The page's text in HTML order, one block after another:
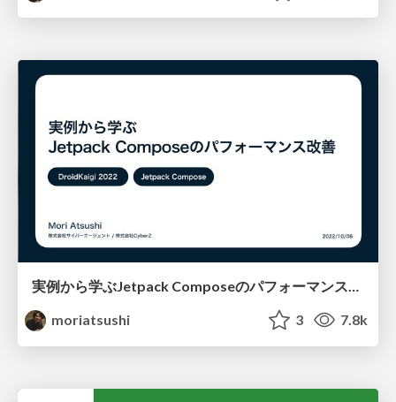
実例から学ぶJetpack Composeのパフォーマンス改善
moriatsushi
3 7.8k